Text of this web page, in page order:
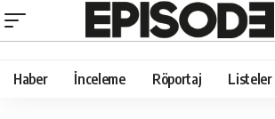
Haber İnceleme Röportaj Listeler